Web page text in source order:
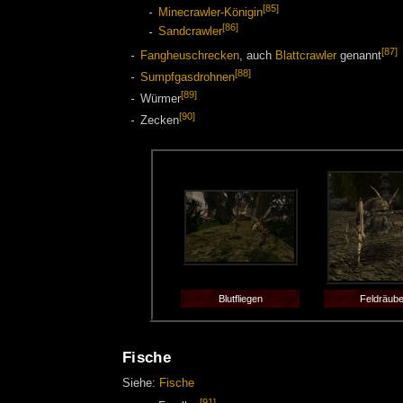
Minecrawler-Königin[85]
Sandcrawler[86]
Fangheuschrecken, auch Blattcrawler genannt[87]
Sumpfgasdrohnen[88]
Würmer[89]
Zecken[90]
Blutfliegen
Fische
Siehe: Fische